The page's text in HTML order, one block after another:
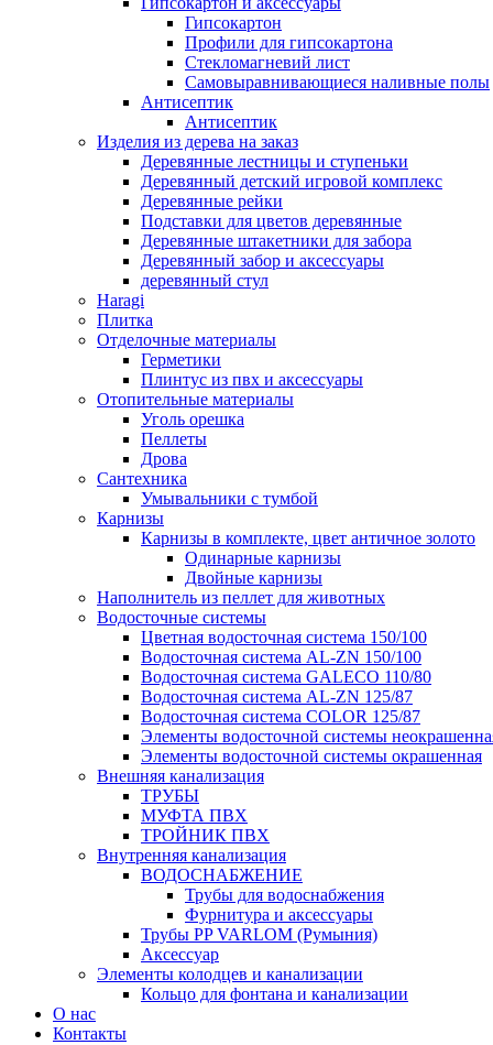
Гипсокартон
Профили для гипсокартона
Стекломагневий лист
Самовыравнивающиеся наливные полы
Aнтисептик
Aнтисептик
Изделия из дерева на заказ
Деревянные лестницы и ступеньки
Деревянный детский игровой комплекс
Деревянные рейки
Подставки для цветов деревянные
Деревянные штакетники для забора
Деревянный забор и аксессуары
деревянный стул
Haragi
Плитка
Отделочные материалы
Герметики
Плинтус из пвх и аксессуары
Отопительные материалы
Уголь орешка
Пеллеты
Дрова
Сантехника
Умывальники с тумбой
Карнизы
Карнизы в комплекте, цвет античное золото
Одинарные карнизы
Двойные карнизы
Наполнитель из пеллет для животных
Водосточные системы
Цветная водосточная система 150/100
Водосточная система AL-ZN 150/100
Водосточная система GALECO 110/80
Водосточная система AL-ZN 125/87
Водосточная система COLOR 125/87
Элементы водосточной системы
Элементы водосточной системы окрашенная
Внешняя канализация
ТРУБЫ
МУФТА ПВХ
ТРОЙНИК ПВХ
Внутренняя канализация
ВОДОСНАБЖЕНИЕ
Трубы для водоснабжения
Фурнитура и аксессуары
Трубы PP VARLOM (Румыния)
Аксессуар
Элементы колодцев и канализации
Кольцо для фонтана и канализации
О нас
Контакты